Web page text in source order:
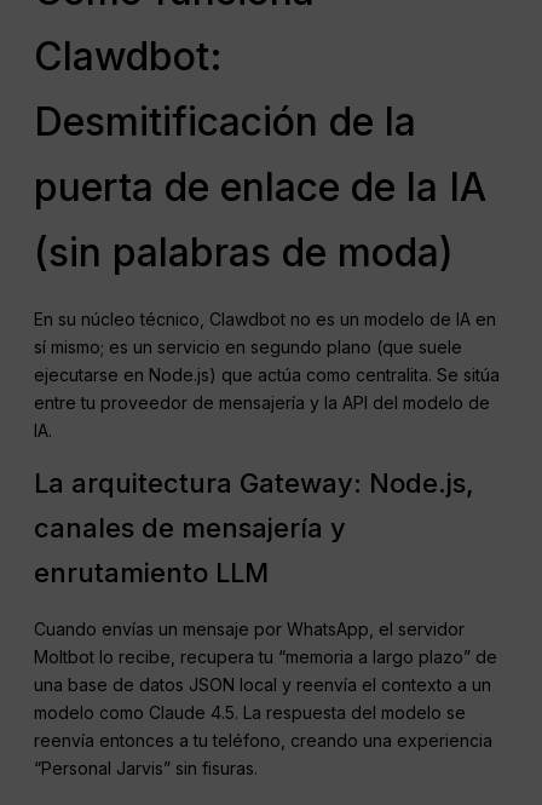
Clawdbot:
Desmitificación de la
puerta de enlace de la IA
(sin palabras de moda)
En su núcleo técnico, Clawdbot no es un modelo de IA en
sí mismo; es un servicio en segundo plano (que suele
ejecutarse en Node.js) que actúa como centralita. Se sitúa
entre tu proveedor de mensajería y la API del modelo de
IA.
La arquitectura Gateway: Node.js,
canales de mensajería y
enrutamiento LLM
Cuando envías un mensaje por WhatsApp, el servidor
Moltbot lo recibe, recupera tu “memoria a largo plazo” de
una base de datos JSON local y reenvía el contexto a un
modelo como Claude 4.5. La respuesta del modelo se
reenvía entonces a tu teléfono, creando una experiencia
“Personal Jarvis” sin fisuras.